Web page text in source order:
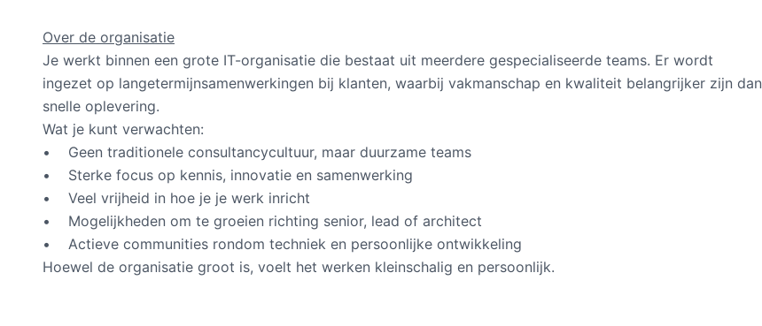
Over de organisatie
Je werkt binnen een grote IT-organisatie die bestaat uit meerdere gespecialiseerde teams. Er wordt
ingezet op langetermijnsamenwerkingen bij klanten, waarbij vakmanschap en kwaliteit belangrijker zijn dan
snelle oplevering.
Wat je kunt verwachten:
• Geen traditionele consultancycultuur, maar duurzame teams
• Sterke focus op kennis, innovatie en samenwerking
• Veel vrijheid in hoe je je werk inricht
• Mogelijkheden om te groeien richting senior, lead of architect
• Actieve communities rondom techniek en persoonlijke ontwikkeling
Hoewel de organisatie groot is, voelt het werken kleinschalig en persoonlijk.